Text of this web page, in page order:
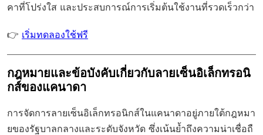
คาที่โปร่งใส และประสบการณ์การเริ่มต้นใช้งานที่รวดเร็วกว่า
👉 เริ่มทดลองใช้ฟรี
กฎหมายและข้อบังคับเกี่ยวกับลายเซ็นอิเล็กทรอนิ
กส์ของแคนาดา
การจัดการลายเซ็นอิเล็กทรอนิกส์ในแคนาดาอยู่ภายใต้กฎหมา
ยของรัฐบาลกลางและระดับจังหวัด ซึ่งเน้นย้ำถึงความน่าเชื่อถื